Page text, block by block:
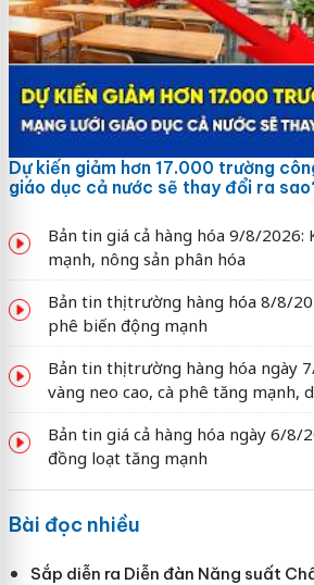
Dự kiến giảm hơn 17.000 trường
giáo dục cả nước sẽ thay đổi ra
Bản tin giá cả hàng hóa 9/8/2026:
mạnh, nông sản phân hóa
Bản tin thị trường hàng hóa 8/8/
phê biến động mạnh
Bản tin thị trường hàng hóa ngày
vàng neo cao, cà phê tăng mạnh,
Bản tin giá cả hàng hóa ngày 6/8/
đồng loạt tăng mạnh
Bài đọc nhiều
Sắp diễn ra Diễn đàn Năng suất